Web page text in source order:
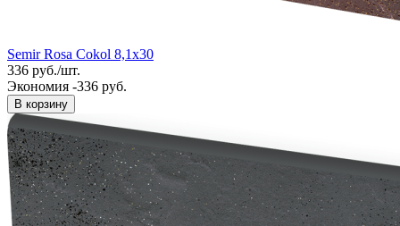
Semir Rosa Cokol 8,1x30
336 руб./шт.
Экономия -336 руб.
В корзину